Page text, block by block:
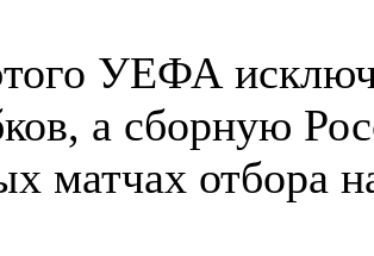
УЕФА
а сборную
матчах отбора